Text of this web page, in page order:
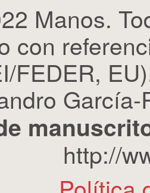
Manos.
con
FEDER,
http://